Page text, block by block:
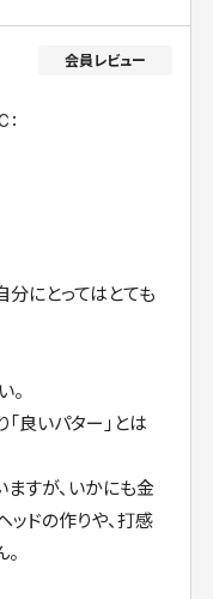
：
にとってはとても
。
「良いパター」とは
ますが、いかにも金
ドの作りや、打感